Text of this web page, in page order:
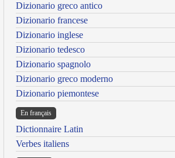
Dizionario greco antico
Dizionario francese
Dizionario inglese
Dizionario tedesco
Dizionario spagnolo
Dizionario greco moderno
Dizionario piemontese
En français
Dictionnaire Latin
Verbes italiens